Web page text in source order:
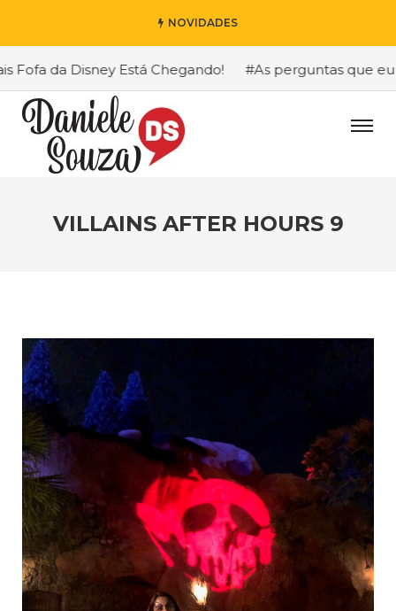
NOVIDADES
da Disney Está Chegando! #As perguntas que eu
VILLAINS AFTER HOURS 9